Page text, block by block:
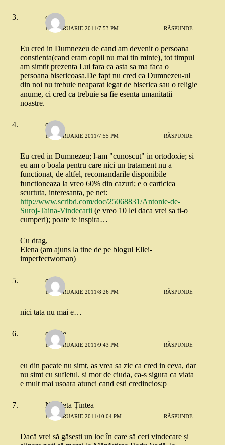
cris
16 FEBRUARIE 2011/7:53 PM RĂSPUNDE
Eu cred in Dumnezeu de cand am devenit o persoana
constienta(cand eram copil nu mai tin minte), tot timpul
am simtit prezenta Lui fara ca asta sa ma faca o
persoana bisericoasa.De fapt nu cred ca Dumnezeu-ul
din noi nu trebuie neaparat legat de biserica sau o religie
anume, ci cred ca trebuie sa fie esenta umanitatii
noastre.
elena
16 FEBRUARIE 2011/7:55 PM RĂSPUNDE
Eu cred in Dumnezeu; l-am "cunoscut" in ortodoxie; si
eu am o boala pentru care nici un tratament nu a
functionat, de altfel, recomandarile disponibile
functioneaza la vreo 60% din cazuri; e o carticica
scurtuta, interesanta, pe net:
http://www.scribd.com/doc/25068831/Antonie-de-
Suroj-Taina-Vindecarii (e vreo 10 lei daca vrei sa ti-o
cumperi); poate te inspira…
Cu drag,
Elena (am ajuns la tine de pe blogul Ellei-
imperfectwoman)
elena
16 FEBRUARIE 2011/8:26 PM RĂSPUNDE
nici tata nu mai e…
cookie
16 FEBRUARIE 2011/9:43 PM RĂSPUNDE
eu din pacate nu simt, as vrea sa zic ca cred in ceva, dar
nu simt cu sufletul. si mor de ciuda, ca-s sigura ca viata
e mult mai usoara atunci cand esti credincios:p
Nicoleta Țintea
16 FEBRUARIE 2011/10:04 PM RĂSPUNDE
Dacă vrei să găsești un loc în care să ceri vindecare și